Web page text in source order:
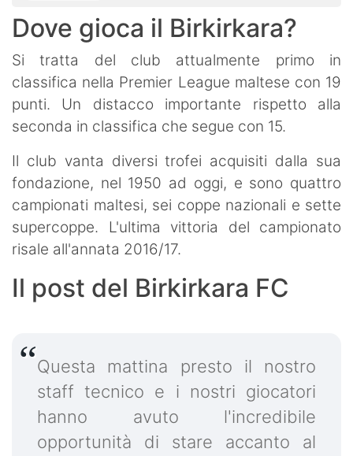
Dove gioca il Birkirkara?
Si tratta del club attualmente primo in
classifica nella Premier League maltese con 19
punti. Un distacco importante rispetto alla
seconda in classifica che segue con 15.
Il club vanta diversi trofei acquisiti dalla sua
fondazione, nel 1950 ad oggi, e sono quattro
campionati maltesi, sei coppe nazionali e sette
supercoppe. L'ultima vittoria del campionato
risale all'annata 2016/17.
Il post del Birkirkara FC
Questa mattina presto il nostro
staff tecnico e i nostri giocatori
hanno avuto l'incredibile
opportunità di stare accanto al